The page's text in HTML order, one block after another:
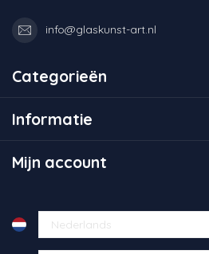
info@glaskunst-art.nl
Categorieën
Informatie
Mijn account